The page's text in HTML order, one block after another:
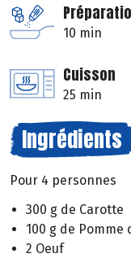
10 min
Cuisson
25 min
Ingrédients
Pour 4 personnes
300 g de Carotte
100 g de Pomme
2 Oeuf